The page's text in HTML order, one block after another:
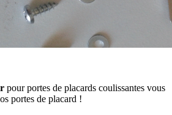
pour portes de placards coulissantes vous
portes de placard !